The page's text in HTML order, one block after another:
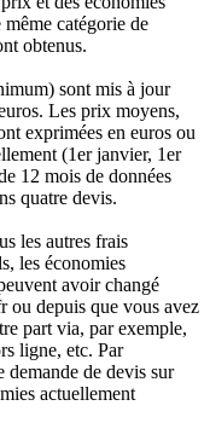
catégorie de
obtenus.
sont mis à jour
Les prix moyens,
exprimées en euros ou
(1er janvier, 1er
12 mois de données
quatre devis.
les autres frais
les économies
avoir changé
ou depuis que vous avez
part via, par exemple,
ligne, etc. Par
demande de devis sur
actuellement